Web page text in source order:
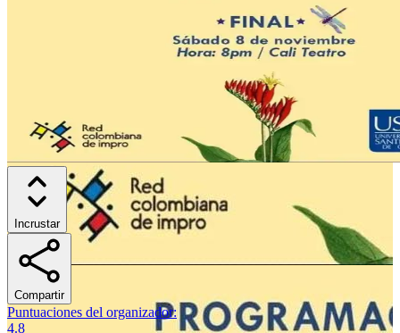
Incrustar
Compartir
Puntuaciones del organizador:
4.8